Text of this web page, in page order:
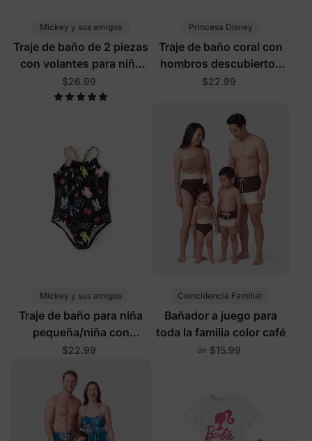
Mickey y sus amigos
Traje de baño de 2 piezas
con volantes para niña
pequeña/niña, protección
UPF50+, color rosa
$26.99
Princesa Disney
Traje de baño coral con
hombros descubiertos
para niña pequeña/niña
protección UPF50+
$22.99
Mickey y sus amigos
Traje de baño para niña
pequeña/niña con
estampado floral y
negro
$22.99
Coincidencia Familiar
Bañador a juego para
toda la familia color café
de $15.99